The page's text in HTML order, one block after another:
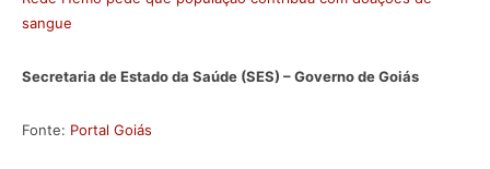
sangue
Secretaria de Estado da Saúde (SES) – Governo de Goiás
Fonte: Portal Goiás